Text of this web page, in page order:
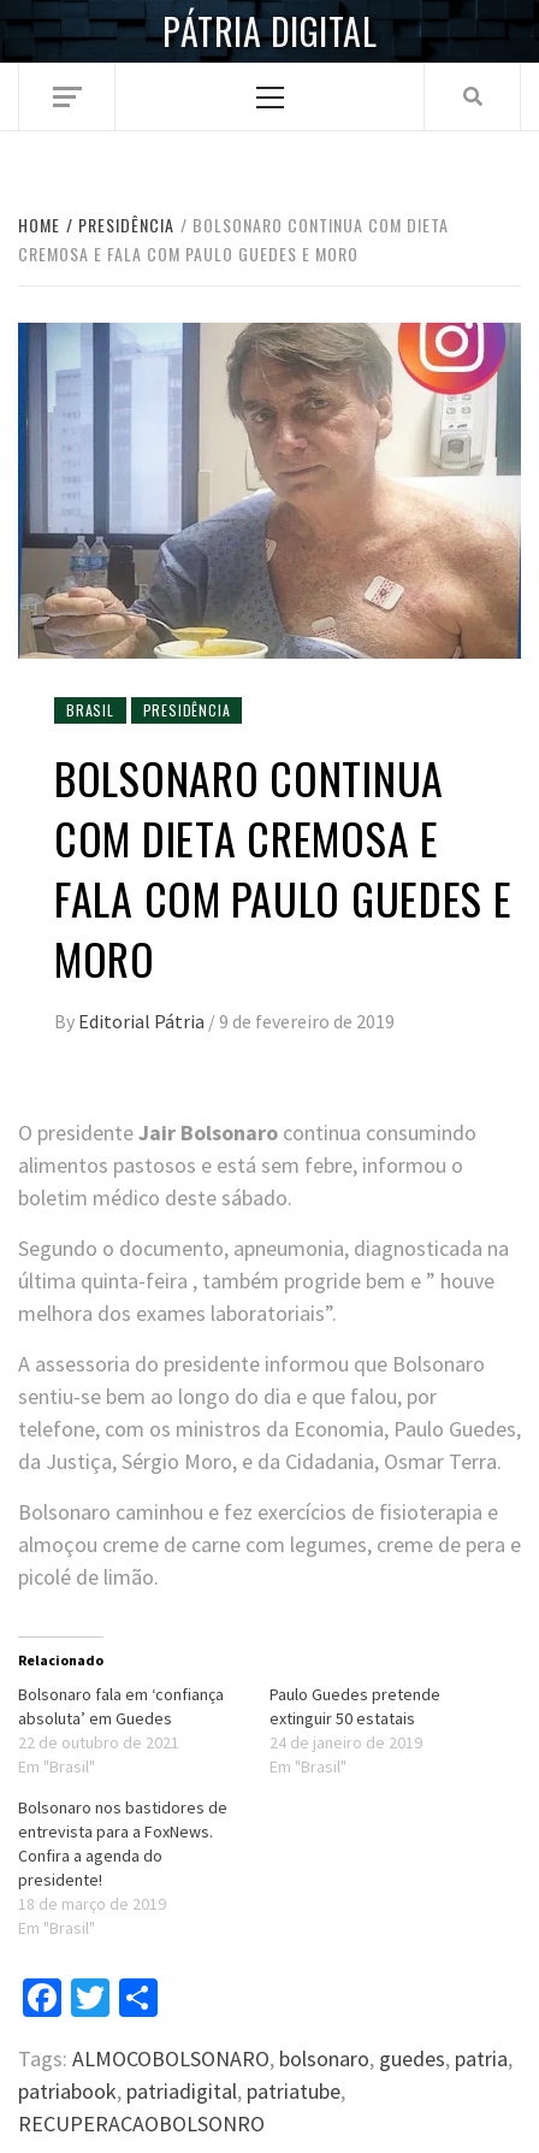
Skip
PÁTRIA DIGITAL
Menu
HOME PRESIDÊNCIA
BOLSONARO CONTINUA COM DIETA
CREMOSA E FALA COM PAULO GUEDES E MORO
BRASIL PRESIDÊNCIA
BOLSONARO CONTINUA
COM DIETA CREMOSA E
FALA COM PAULO GUEDES E
MORO
By Editorial Pátria /9 de fevereiro de 2019
O presidenteJair Bolsonaro continua consumindo
alimentos pastosos e está sem febre, informou o
boletim médico deste sábado.
Segundo o documento, apneumonia, diagnosticada na
última quinta-feira , também progride bem e ” houve
melhora dos exames laboratoriais”.
A assessoria do presidente informou que Bolsonaro
sentiu-se bem ao longo do dia e que falou, por
telefone, com os ministros da Economia, Paulo Guedes,
da Justiça, Sérgio Moro, e da Cidadania, Osmar Terra.
Bolsonaro caminhou e fez exercícios de fisioterapia e
almoçou creme de carne com legumes, creme de pera e
picolé de limão.
Relacionado
Bolsonaro fala em ‘confiança
absoluta’ em Guedes
22 de outubro de 2021
Em "Brasil"
Paulo Guedes pretende
extinguir 50 estatais
24 de janeiro de 2019
Em "Brasil"
Bolsonaro nos bastidores de
entrevista para a FoxNews.
Confira a agenda do
presidente!
18 de março de 2019
Em "Brasil"
Facebook
Twitter
Tags: ALMOCOBOLSONARO, bolsonaro, guedes, patria,
patriabook, patriadigital, patriatube,
RECUPERACAOBOLSONRO